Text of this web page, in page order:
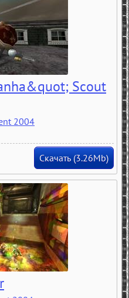
Scout
2004
Скачать (3.26Mb)